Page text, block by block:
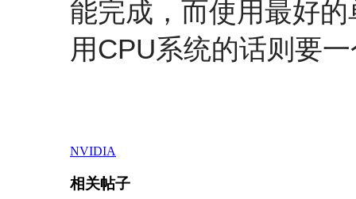
能完成，而使用最好
用CPU系统的话则要
NVIDIA
相关帖子